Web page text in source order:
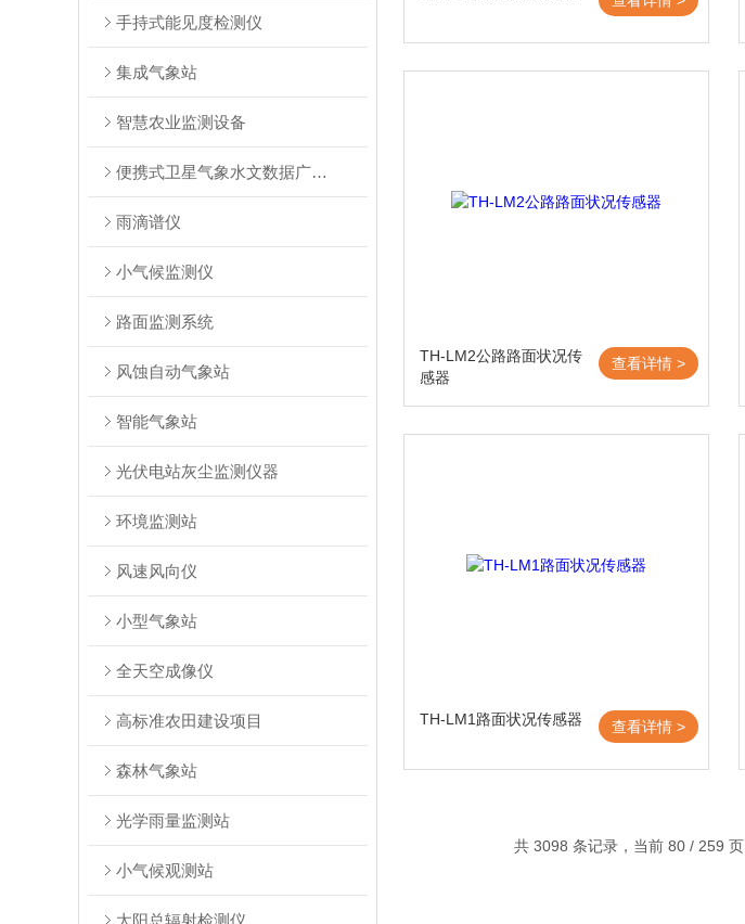
手持式能见度检测仪
集成气象站
智慧农业监测设备
便携式卫星气象水文数据广播接收系统
雨滴谱仪
小气候监测仪
路面监测系统
风蚀自动气象站
智能气象站
光伏电站灰尘监测仪器
环境监测站
风速风向仪
小型气象站
全天空成像仪
高标准农田建设项目
森林气象站
光学雨量监测站
小气候观测站
太阳总辐射检测仪
TH-LM2公路路面状况传
感器
查看详情 >
TH-LM1路面状况传感器 查看详情 >
共 3098 条记录，当前 80 / 259 页